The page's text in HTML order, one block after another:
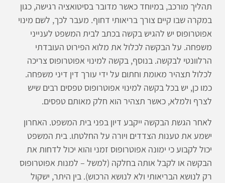
תהליך מורכב, במיוחד כאשר מדובר בסיטואציה רגישה, כגון
במקרה שבו קיים צורך בריאותי דחוף. מעבר לכך, לשם מינוי
אפוטרופוס יש להגיש בקשה בכתב לבית המשפט לענייני
משפחה. על הבקשה לכלול את מלוא הפירוט העובדתי
הרלוונטי לבקשה. בנוסף, בקשה למינוי אפוטרופוס צריכה
לכלול תצהיר מאומת וחתום על ידי עורך דין דיני משפחה.
כמו כן, יש בכל בקשה למינוי אפוטרופוס טפסים רבים שיש
לצרף ולמלא, כאשר תצהיר הוא חלק מאותם טפסים.
לאחר הגשת הבקשה ייקבע דיון בפני בית המשפט. האחרון
ישמע את טענות הצדדים ויורה על החלטתו. בית המשפט
יכול לקבוע כי ימונה אפוטרופוס זמני והוא יכול לדחות את
הבקשה או לקבל אותה בחלקה (למשל – למנות אפוטרופוס
רק לנושא הבריאותי ולא לנושא הרכוש). בין היתר, ישקול